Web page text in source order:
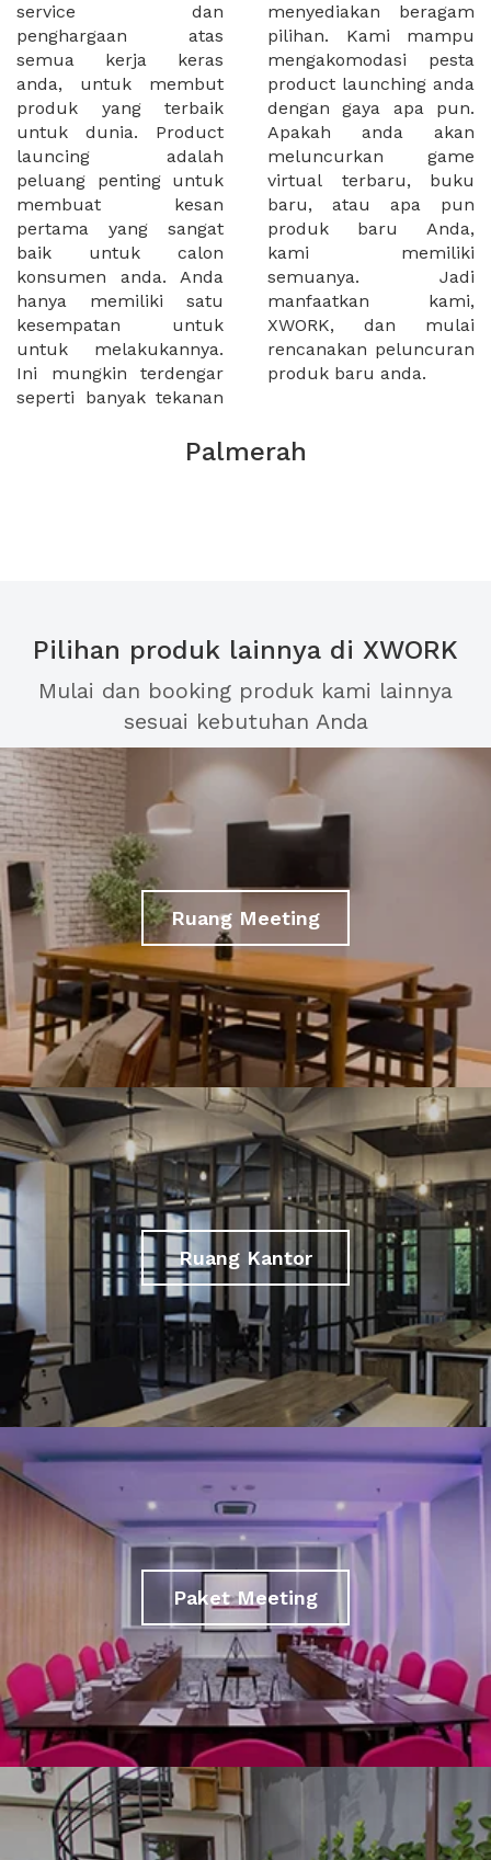
service dan
penghargaan atas
semua kerja keras
anda, untuk membut
produk yang terbaik
untuk dunia. Product
launcing adalah
peluang penting untuk
membuat kesan
pertama yang sangat
baik untuk calon
konsumen anda. Anda
hanya memiliki satu
kesempatan untuk
untuk melakukannya.
Ini mungkin terdengar
seperti banyak tekanan
menyediakan beragam
pilihan. Kami mampu
mengakomodasi pesta
product launching anda
dengan gaya apa pun.
Apakah anda akan
meluncurkan game
virtual terbaru, buku
baru, atau apa pun
produk baru Anda,
kami memiliki
semuanya. Jadi
manfaatkan kami,
XWORK, dan mulai
rencanakan peluncuran
produk baru anda.
Palmerah
Pilihan produk lainnya di XWORK
Mulai dan booking produk kami lainnya
sesuai kebutuhan Anda
Ruang Meeting
Ruang Kantor
Paket Meeting